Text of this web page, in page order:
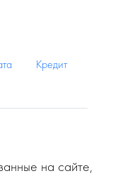
Кредит
на сайте,